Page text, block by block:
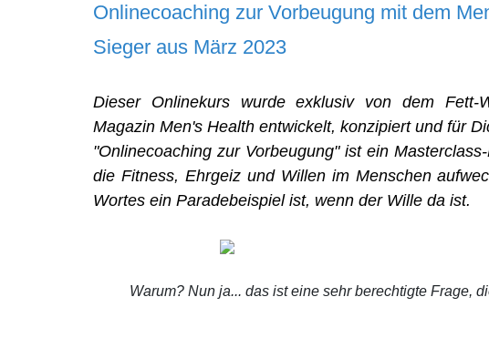
Onlinecoaching zur Vorbeugung mit dem
Sieger aus März 2023
Dieser Onlinekurs wurde exklusiv von dem Fett-
Magazin Men's Health entwickelt, konzipiert und für
"Onlinecoaching zur Vorbeugung" ist ein
die Fitness, Ehrgeiz und Willen im Menschen
Wortes ein Paradebeispiel ist, wenn der Wille da ist.
Warum? Nun ja... das ist eine sehr berechtigte Frage,